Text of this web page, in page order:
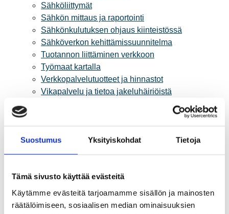
Suostumus Yksityiskohdat Tietoja
Tämä sivusto käyttää evästeitä
Käytämme evästeitä tarjoamamme sisällön ja mainosten
räätälöimiseen, sosiaalisen median ominaisuuksien
Sähköliittymät
Sähkön mittaus ja raportointi
Sähkönkulutuksen ohjaus kiinteistössä
Sähköverkon kehittämissuunnitelma
Tuotannon liittäminen verkkoon
Työmaat kartalla
Verkkopalvelutuotteet ja hinnastot
Vikapalvelu ja tietoa jakeluhäiriöistä
Yritystietoa
Tietoa Rauman Energiasta
Vuosikertomukset ja asiakaslehti
Yhteistyöverkosto
Aurinkosähkön hankinta
Energiansäästö kotitaloudessa
Kulutuksen seuranta